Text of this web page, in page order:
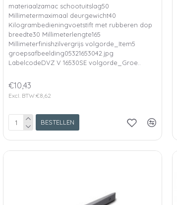
materiaalzamac schootuitslag50
Millimetermaximaal deurgewicht40
Kilogrambedieningvoetstift met rubberen dop
breedte30 Millimeterlengte165
Millimeterfinishzilvergrijs volgorde_Item5
groepsafbeelding05321653042.jpg
LabelcodeDVZ V 16530SE volgorde_Groe..
€10,43
Excl. BTW:€8,62
BESTELLEN